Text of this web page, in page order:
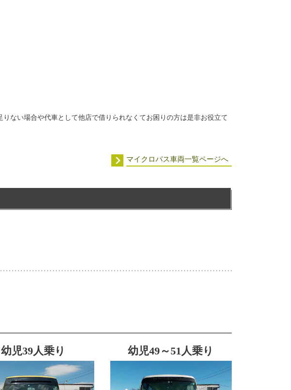
ない場合や代車として他店で借りられなくてお困りの方は是非お役立て
マイクロバス車両一覧ページへ
幼児39人乗り 幼児49～51人乗り